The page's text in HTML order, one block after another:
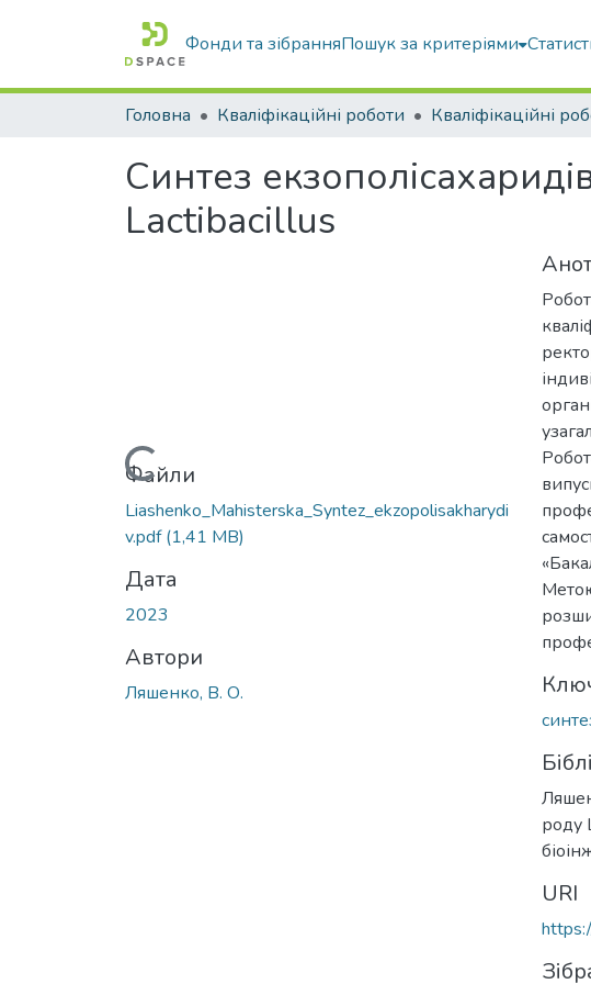
Фонди та зібранняПошук за критеріями
Головна Кваліфікаційні роботи
Синтез
Lactibacillus
Вантажиться...
Файли
Liashenko_Mahisterska_Syntez_ekzopolisakharydi
v.pdf(1,41 MB)
Дата
2023
Автори
Ляшенко, В. О.
роду
URI